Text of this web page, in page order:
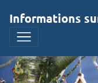
Informations